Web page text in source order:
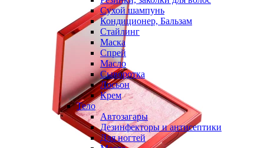
Сухой шампунь
Кондиционер, Бальзам
Стайлинг
Маска
Спрей
Масло
Сыворотка
Лосьон
Крем
Тело
Автозагары
Дезинфекторы и антисептики
Для ногтей